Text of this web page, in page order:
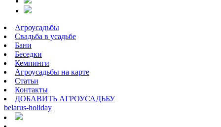
Агроусадьбы
Свадьба в усадьбе
Бани
Беседки
Кемпинги
Агроусадьбы на карте
Статьи
Контакты
ДОБАВИТЬ АГРОУСАДЬБУ
belarus-holiday